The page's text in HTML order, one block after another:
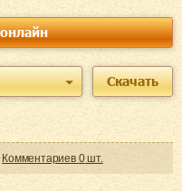
Скачать
Комментариев 0шт.